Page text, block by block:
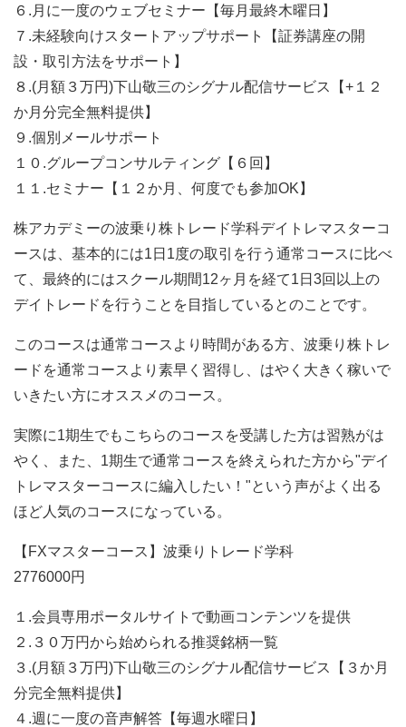
６.月に一度のウェブセミナー【毎月最終木曜日】
７.未経験向けスタートアップサポート【証券講座の開
設・取引方法をサポート】
８.(月額３万円)下山敬三のシグナル配信サービス【+１２
か月分完全無料提供】
９.個別メールサポート
１０.グループコンサルティング【６回】
１１.セミナー【１２か月、何度でも参加OK】
株アカデミーの波乗り株トレード学科デイトレマスターコ
ースは、基本的には1日1度の取引を行う通常コースに比べ
て、最終的にはスクール期間12ヶ月を経て1日3回以上の
デイトレードを行うことを目指しているとのことです。
このコースは通常コースより時間がある方、波乗り株トレ
ードを通常コースより素早く習得し、はやく大きく稼いで
いきたい方にオススメのコース。
実際に1期生でもこちらのコースを受講した方は習熟がは
やく、また、1期生で通常コースを終えられた方から"デイ
トレマスターコースに編入したい！"という声がよく出る
ほど人気のコースになっている。
【FXマスターコース】波乗りトレード学科
2776000円
１.会員専用ポータルサイトで動画コンテンツを提供
２.３０万円から始められる推奨銘柄一覧
３.(月額３万円)下山敬三のシグナル配信サービス【３か月
分完全無料提供】
４.週に一度の音声解答【毎週水曜日】